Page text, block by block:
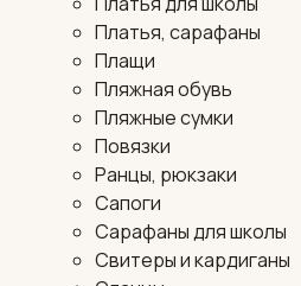
Платья, сарафаны
Плащи
Пляжная обувь
Пляжные сумки
Повязки
Ранцы, рюкзаки
Сапоги
Сарафаны для школы
Свитеры и кардиганы